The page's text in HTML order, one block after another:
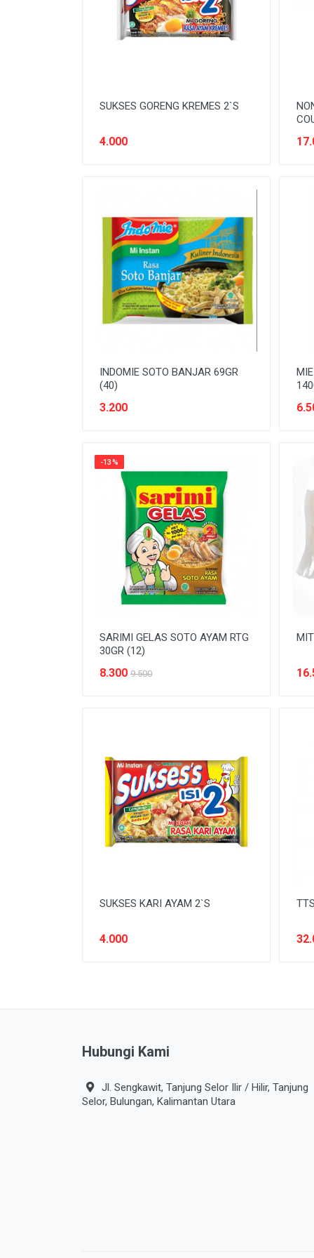
SNACK MODERN
SNACK TRADISIONAL
TEH
SUKSES GORENG KREMES 2`S
4.000
INDOMIE SOTO BANJAR 69GR
(40)
3.200
-13%
SARIMI GELAS SOTO AYAM RTG
30GR (12)
8.300 9.500
SUKSES KARI AYAM 2`S
4.000
Hubungi Kami
Jl. Sengkawit, Tanjung Selor Ilir / Hilir, Tanjung
Selor, Bulungan, Kalimantan Utara